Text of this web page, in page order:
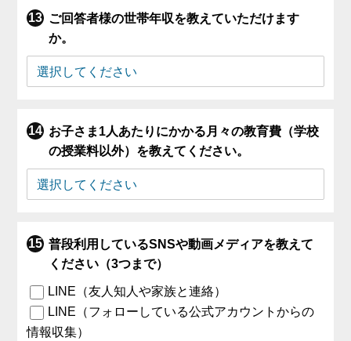
ご回答者様の世帯年収を教えていただけます
か。
お子さま1人あたりにかかる月々の教育費（学校
の授業料以外）を教えてください。
普段利用しているSNSや動画メディアを教えて
ください（3つまで）
LINE（友人知人や家族と連絡）
LINE（フォローしている公式アカウントからの
情報収集）